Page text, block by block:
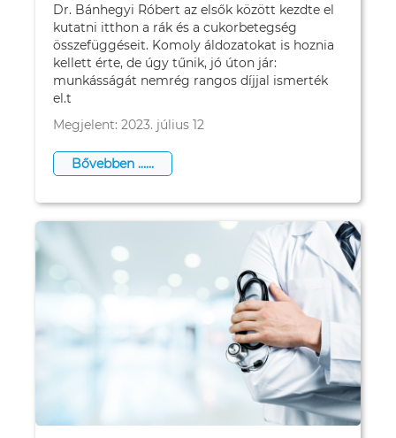
Dr. Bánhegyi Róbert az elsők között kezdte el
kutatni itthon a rák és a cukorbetegség
összefüggéseit. Komoly áldozatokat is hoznia
kellett érte, de úgy tűnik, jó úton jár:
munkásságát nemrég rangos díjjal ismerték
el.t
Megjelent: 2023. július 12
Bővebben …...